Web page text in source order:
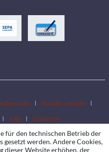
Händler werden
Jobs Standorte
für den technischen Betrieb der
werden. Andere Cookies,
dieser Website erhöhen, der